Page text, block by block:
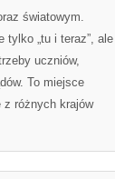
światowym.
tylko „tu i teraz”, ale
uczniów,
To miejsce
z różnych krajów